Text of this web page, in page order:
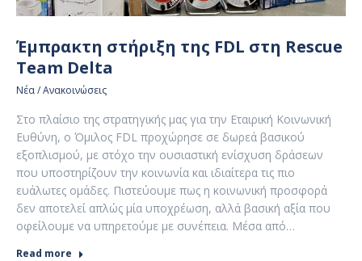
Έμπρακτη στήριξη της FDL στη Rescue
Team Delta
Νέα / Ανακοινώσεις
Στο πλαίσιο της στρατηγικής μας για την Εταιρική Κοινωνική
Ευθύνη, ο Όμιλος FDL προχώρησε σε δωρεά βασικού
εξοπλισμού, με στόχο την ουσιαστική ενίσχυση δράσεων
που υποστηρίζουν την κοινωνία και ιδιαίτερα τις πιο
ευάλωτες ομάδες. Πιστεύουμε πως η κοινωνική προσφορά
δεν αποτελεί απλώς μία υποχρέωση, αλλά βασική αξία που
οφείλουμε να υπηρετούμε με συνέπεια. Μέσα από…
Read more